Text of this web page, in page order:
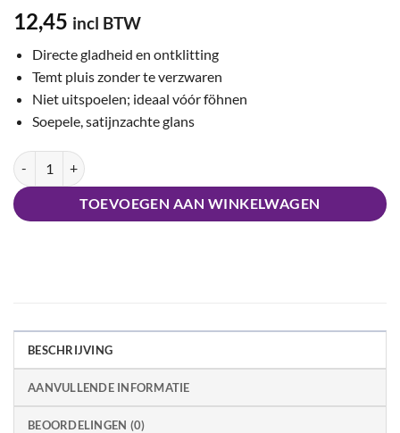
12,45 incl BTW
Directe gladheid en ontklitting
Temt pluis zonder te verzwaren
Niet uitspoelen; ideaal vóór föhnen
Soepele, satijnzachte glans
Keune Velvet Smooth 2Phase Spray aantal
TOEVOEGEN AAN WINKELWAGEN
BESCHRIJVING
AANVULLENDE INFORMATIE
BEOORDELINGEN (0)